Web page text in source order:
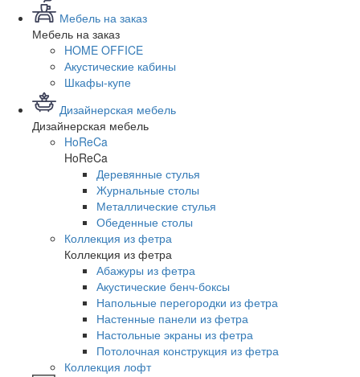
Мебель на заказ
Мебель на заказ
HOME OFFICE
Акустические кабины
Шкафы-купе
Дизайнерская мебель
Дизайнерская мебель
HoReCa
HoReCa
Деревянные стулья
Журнальные столы
Металлические стулья
Обеденные столы
Коллекция из фетра
Коллекция из фетра
Абажуры из фетра
Акустические бенч-боксы
Напольные перегородки из фетра
Настенные панели из фетра
Настольные экраны из фетра
Потолочная конструкция из фетра
Коллекция лофт